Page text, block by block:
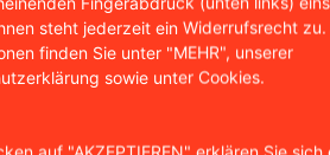
steht jederzeit ein Widerrufsrecht zu.
finden Sie unter "MEHR", unserer
sowie unter Cookies.